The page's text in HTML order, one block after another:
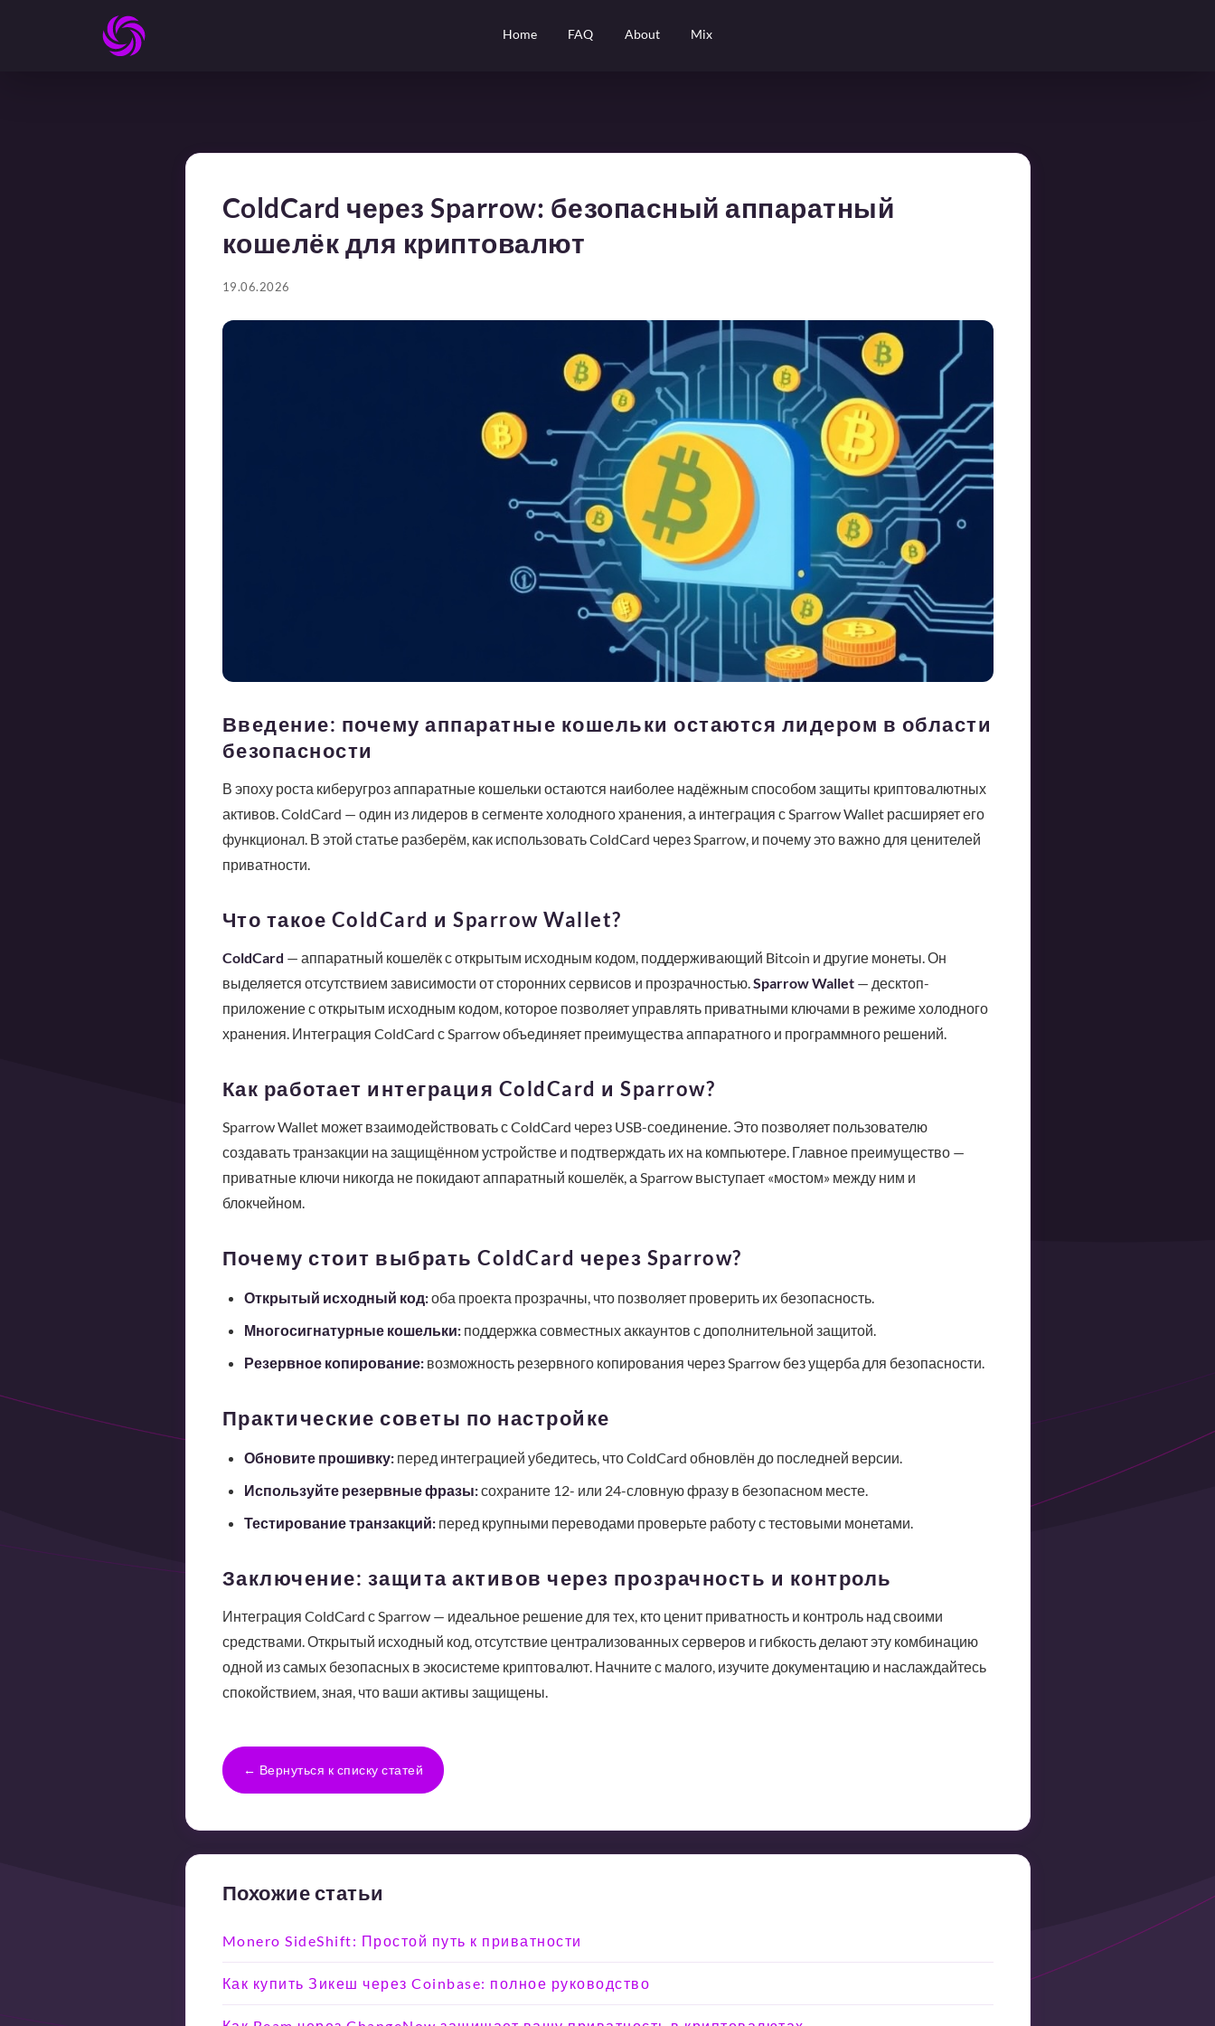
Home FAQ About Mix
ColdCard через Sparrow: безопасный аппаратный
кошелёк для криптовалют
19.06.2026
Введение: почему аппаратные кошельки остаются лидером в области
безопасности
В эпоху роста киберугроз аппаратные кошельки остаются наиболее надёжным способом защиты криптовалютных
активов. ColdCard — один из лидеров в сегменте холодного хранения, а интеграция с Sparrow Wallet расширяет его
функционал. В этой статье разберём, как использовать ColdCard через Sparrow, и почему это важно для ценителей
приватности.
Что такое ColdCard и Sparrow Wallet?
ColdCard — аппаратный кошелёк с открытым исходным кодом, поддерживающий Bitcoin и другие монеты. Он
выделяется отсутствием зависимости от сторонних сервисов и прозрачностью.Sparrow Wallet— десктоп-
приложение с открытым исходным кодом, которое позволяет управлять приватными ключами в режиме холодного
хранения. Интеграция ColdCard с Sparrow объединяет преимущества аппаратного и программного решений.
Как работает интеграция ColdCard и Sparrow?
Sparrow Wallet может взаимодействовать с ColdCard через USB-соединение. Это позволяет пользователю
создавать транзакции на защищённом устройстве и подтверждать их на компьютере. Главное преимущество —
приватные ключи никогда не покидают аппаратный кошелёк, а Sparrow выступает «мостом» между ним и
блокчейном.
Почему стоит выбрать ColdCard через Sparrow?
Открытый исходный код:оба проекта прозрачны, что позволяет проверить их безопасность.
Многосигнатурные кошельки:поддержка совместных аккаунтов с дополнительной защитой.
Резервное копирование:возможность резервного копирования через Sparrow без ущерба для безопасности.
Практические советы по настройке
Обновите прошивку:перед интеграцией убедитесь, что ColdCard обновлён до последней версии.
Используйте резервные фразы:сохраните 12- или 24-словную фразу в безопасном месте.
Тестирование транзакций:перед крупными переводами проверьте работу с тестовыми монетами.
Заключение: защита активов через прозрачность и контроль
Интеграция ColdCard с Sparrow — идеальное решение для тех, кто ценит приватность и контроль над своими
средствами. Открытый исходный код, отсутствие централизованных серверов и гибкость делают эту комбинацию
одной из самых безопасных в экосистеме криптовалют. Начните с малого, изучите документацию и наслаждайтесь
спокойствием, зная, что ваши активы защищены.
← Вернуться к списку статей
Похожие статьи
Monero SideShift: Простой путь к приватности
Как купить Зикеш через Coinbase: полное руководство